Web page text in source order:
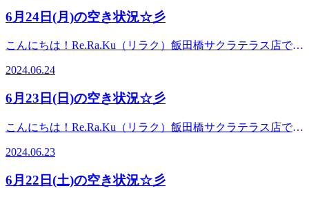
日6/25 21時をもちまして閉店させていただきます。これまで
本当に有難うございました。厚く御礼を申し上げます。残る
いましたら、ぜひ、ご予約の上、お立寄りくださいませ。当
店が閉店となり、ご迷惑をお掛けして大変申し訳ございませ
てください。当店からの最寄りのRe.Ra.Ku は、Re.Ra.Ku 神
田淡路町ワテラスモール店Re.Ra.Ku 小石川後楽園店が直営
店としてございます。また、Re.Ra.Ku 江戸川橋店Re.Ra.Ku
とも、引き続き、「健康管理サービス」のRe.Ra.Ku をお引
皆様のご来店を心よりお待ちしております。有難うございま
6月24日(月)の空き状況☆彡
こんにちは！Re.Ra.Ku（リラク）飯田橋サクラテラス店で
んだりの日が続きますね雨だと少し気分が落ち込みやすくな
りませんか？傘の内側が青空だったり、星空模様だったりと
きれいなものやレインブーツもおしゃれなものが出ていたり
されている方もいるかと思いますがそれでもなんだか気分
が……となっているのはお身体のお疲れが強いせいかもしれ
ません！この機会にお身体の現状把握していきませんか？本
日も、皆様のご来店を心よりお待ちしております。さて、
Re.Ra.Ku 飯田橋サクラテラス店は、明日6/25をもちまして閉
2024.06.24
6月23日(日)の空き状況☆彡
こんにちは！Re.Ra.Ku（リラク）飯田橋サクラテラス店で
んだりの日が続きますね雨だと少し気分が落ち込みやすくな
りませんか？傘の内側が青空だったり、星空模様だったりと
きれいなものやレインブーツもおしゃれなものが出ていたり
2024.06.23
6月22日(土)の空き状況☆彡